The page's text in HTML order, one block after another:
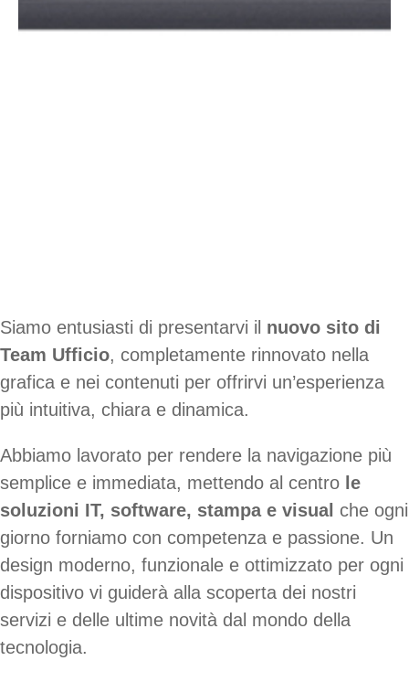
Siamo entusiasti di presentarvi il nuovo sito di
Team Ufficio, completamente rinnovato nella
grafica e nei contenuti per offrirvi un’esperienza
più intuitiva, chiara e dinamica.
Abbiamo lavorato per rendere la navigazione più
semplice e immediata, mettendo al centro le
soluzioni IT, software, stampa e visual che ogni
giorno forniamo con competenza e passione. Un
design moderno, funzionale e ottimizzato per ogni
dispositivo vi guiderà alla scoperta dei nostri
servizi e delle ultime novità dal mondo della
tecnologia.